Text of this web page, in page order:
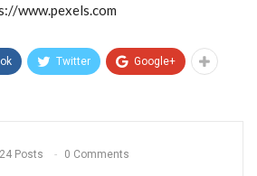
www.pexels.com
Twitter Google+
24 Posts 0 Comments